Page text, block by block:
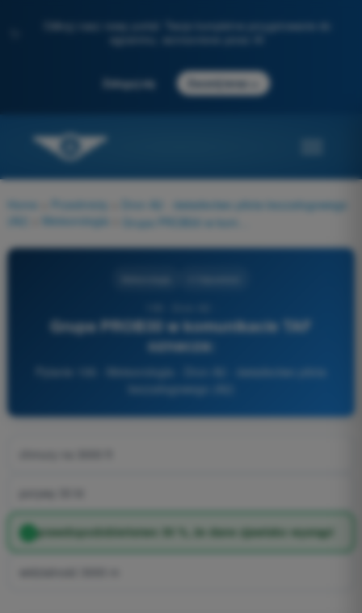
Odkryj nasz nowy portal: Twoje kompletne przygotowanie do
Zaloguj się Zacznij teraz
Home Przedmioty
Dron A2 - świadectwo pilota bezzałogowego
Meteorologia
Grupa PROB30 w komunikacie TAF
oznacza:
prawdopodobieństwo 30 %, że dane zjawisko wystąpi